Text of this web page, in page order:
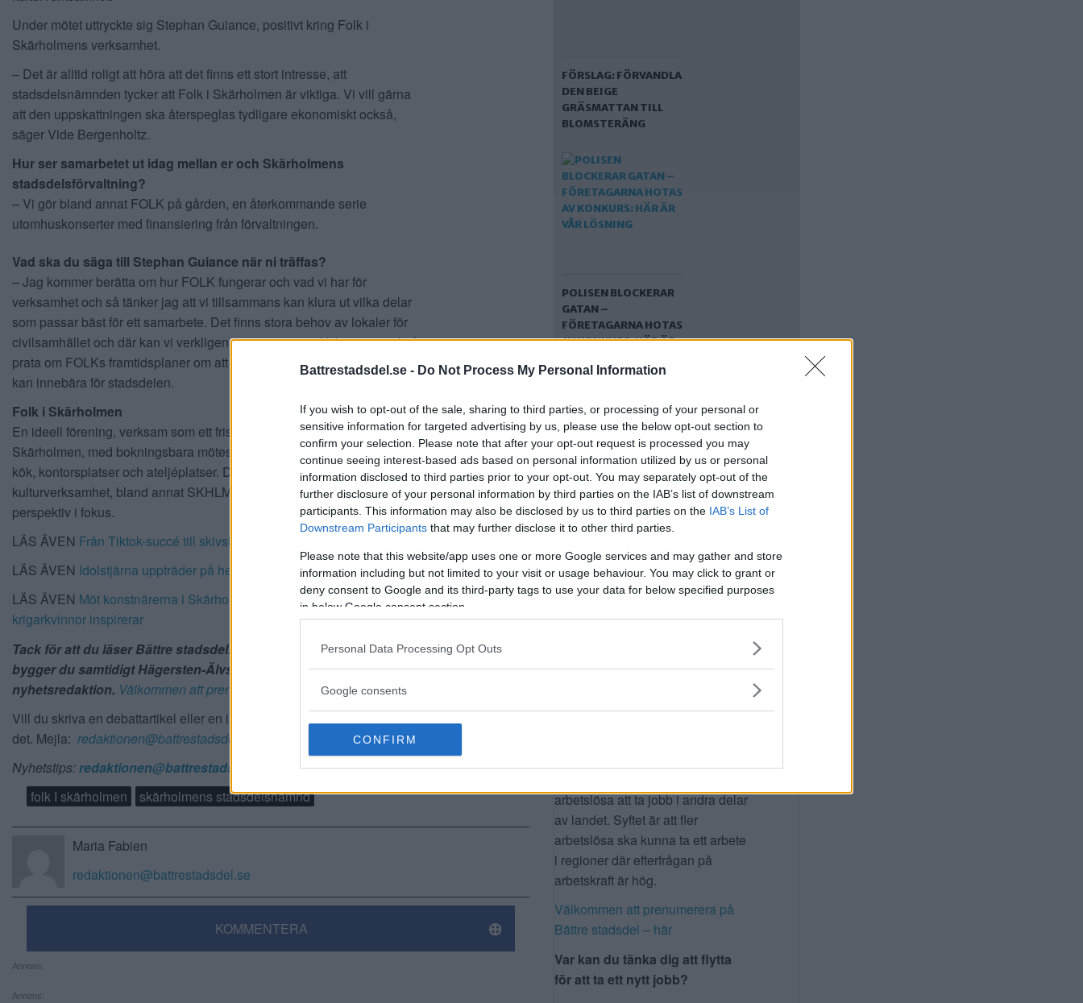
Battrestadsdel.se - Do Not Process My Personal Information
If you wish to opt-out of the sale, sharing to third parties, or processing of your personal or
sensitive information for targeted advertising by us, please use the below opt-out section to
confirm your selection. Please note that after your opt-out request is processed you may
continue seeing interest-based ads based on personal information utilized by us or personal
information disclosed to third parties prior to your opt-out. You may separately opt-out of the
further disclosure of your personal information by third parties on the IAB’s list of downstream
participants. This information may also be disclosed by us to third parties on the IAB’s List of
Downstream Participants that may further disclose it to other third parties.
Please note that this website/app uses one or more Google services and may gather and store
information including but not limited to your visit or usage behaviour. You may click to grant or
deny consent to Google and its third-party tags to use your data for below specified purposes
in below Google consent section.
Personal Data Processing Opt Outs
Google consents
CONFIRM
Under mötet uttryckte sig Stephan Guiance, positivt kring Folk i
Skärholmens verksamhet.
– Det är alltid roligt att höra att det finns ett stort intresse, att
stadsdelsnämnden tycker att Folk i Skärholmen är viktiga. Vi vill gärna
att den uppskattningen ska återspeglas tydligare ekonomiskt också,
säger Vide Bergenholtz.
Hur ser samarbetet ut idag mellan er och Skärholmens
stadsdelsförvaltning?
– Vi gör bland annat FOLK på gården, en återkommande serie
utomhuskonserter med finansiering från förvaltningen.
Vad ska du säga till Stephan Guiance när ni träffas?
– Jag kommer berätta om hur FOLK fungerar och vad vi har för
verksamhet och så tänker jag att vi tillsammans kan klura ut vilka delar
som passar bäst för ett samarbete. Det finns stora behov av lokaler för
civilsamhället och där kan vi verkligen vara en resurs. Vi kommer också
prata om FOLKs framtidsplaner om att flytta till större lokaler och vad det
kan innebära för stadsdelen.
Folk i Skärholmen
En ideell förening, verksam som ett fristående kulturhus och mötesplats i
Skärholmen, med bokningsbara möteslokaler, dansstudio, scen, café,
kök, kontorsplatser och ateljéplatser. De driver även egen
kulturverksamhet, bland annat SKHLM Konsthall med ett lokalt
perspektiv i fokus.
LÄS ÄVEN Från Tiktok-succé till skivsläpp – nu uppträder hon i Bredäng
LÄS ÄVEN Idolstjärna uppträder på hemmaplan
LÄS ÄVEN Möt konstnärerna i Skärholmens vårsalong – Snake och
krigarkvinnor inspirerar
Tack för att du läser Bättre stadsdel. Du prenumererar väl? Då
bygger du samtidigt Hägersten-Älvsjö-Skärholmens bästa
nyhetsredaktion. Välkommen att prenumerera här
. Tack!
Vill du skriva en debattartikel eller en insändare? Eller en krönika? Gör
det. Mejla: redaktionen@battrestadsdel.se
Nyhetstips:redaktionen@battrestadsdel.se
, 0709-449519
folk I skärholmen
skärholmens stadsdelsnämnd
Maria Fabien
redaktionen@battrestadsdel.se
KOMMENTERA
Annons:
Annons:
FÖRSLAG: FÖRVANDLA
DEN BEIGE
GRÄSMATTAN TILL
BLOMSTERÄNG
POLISEN BLOCKERAR
GATAN –
FÖRETAGARNA HOTAS
AV KONKURS: HÄR ÄR
C: DÄRFÖR MÅSTE
SKÄRHOLMENS ALLA
ENTREPRENÖRER BLI
BÄTTRE
Hur långt är vi beredda att flytta för
arbetslösa att ta jobb i andra delar
av landet. Syftet är att fler
arbetslösa ska kunna ta ett arbete
i regioner där efterfrågan på
arbetskraft är hög.
Välkommen att prenumerera på
Bättre stadsdel – här
Var kan du tänka dig att flytta
för att ta ett nytt jobb?